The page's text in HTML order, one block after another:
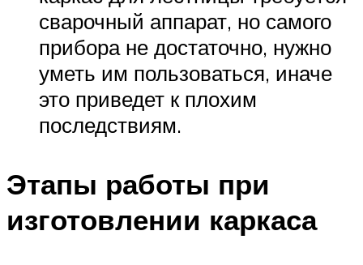
сварочный аппарат, но самого
прибора не достаточно, нужно
уметь им пользоваться, иначе
это приведет к плохим
последствиям.
Этапы работы при
изготовлении каркаса